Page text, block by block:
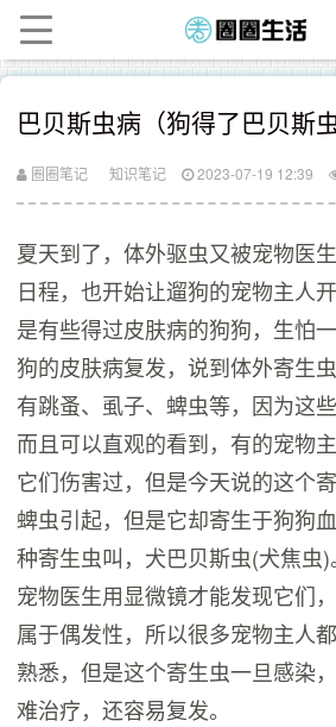
巴贝斯虫病（狗得了巴贝斯
圈圈笔记 知识笔记 2023-07-19 12:39
夏天到了，体外驱虫又被宠物医
日程，也开始让遛狗的宠物主人
是有些得过皮肤病的狗狗，生怕
狗的皮肤病复发，说到体外寄生
有跳蚤、虱子、蜱虫等，因为这
而且可以直观的看到，有的宠物
它们伤害过，但是今天说的这个
蜱虫引起，但是它却寄生于狗狗
种寄生虫叫，犬巴贝斯虫(犬焦虫)
宠物医生用显微镜才能发现它们
属于偶发性，所以很多宠物主人
熟悉，但是这个寄生虫一旦感染
难治疗，还容易复发。